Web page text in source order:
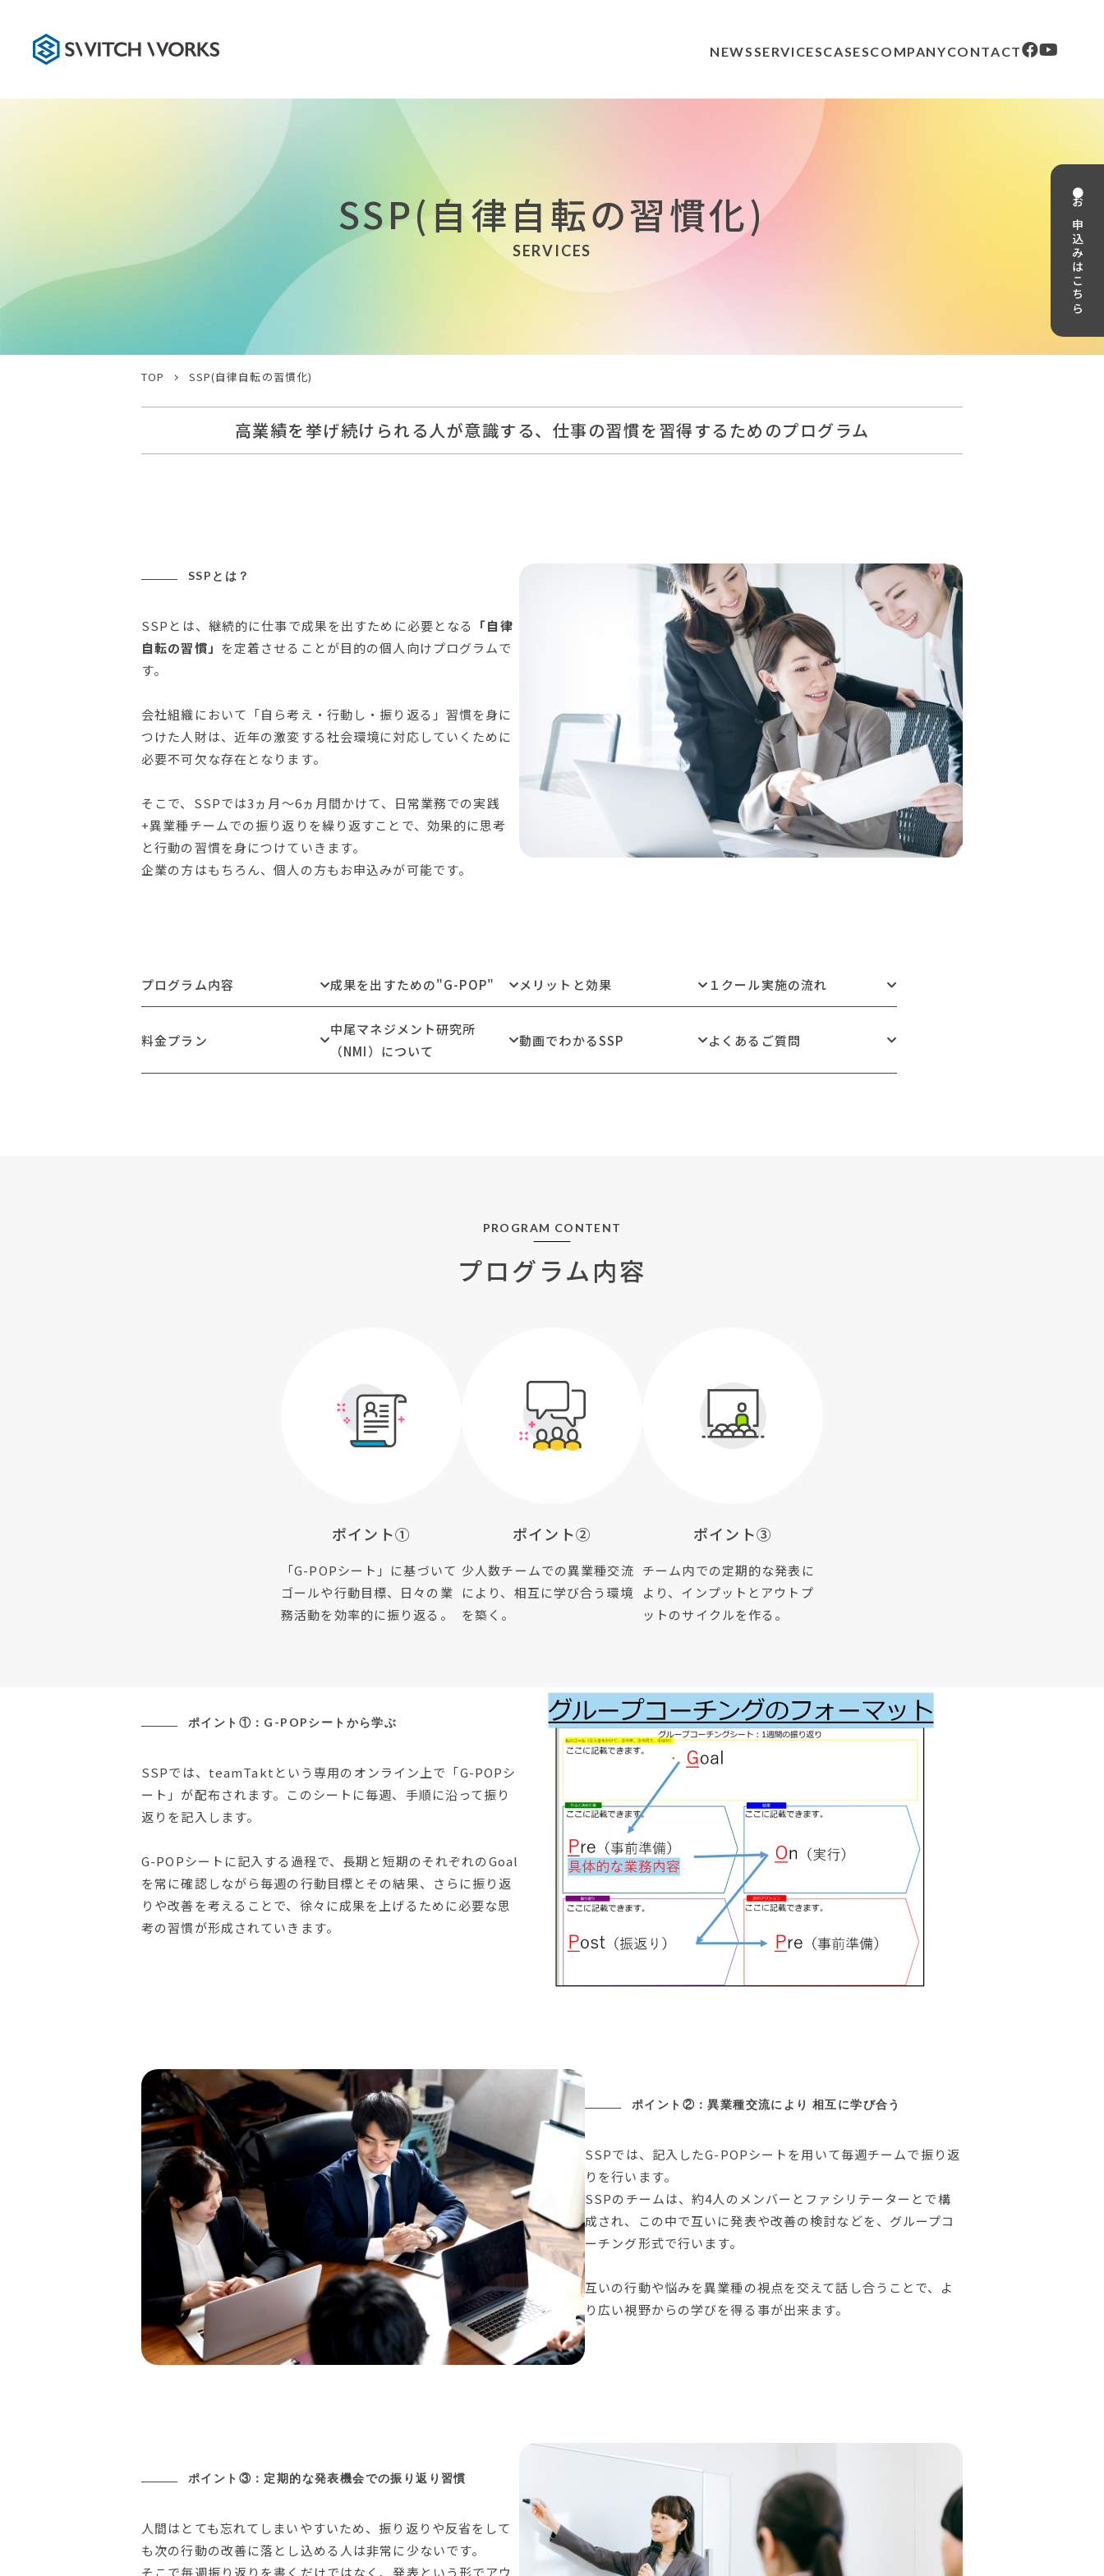
NEWS SERVICESCASESCOMPANYCONTACT
SSP(自律自転の習慣化)
SERVICES
TOP SSP(自律自転の習慣化)
⾼業績を挙げ続けられる人が意識する、仕事の習慣を習得するためのプログラム
SSPとは？
SSPとは、継続的に仕事で成果を出すために必要となる
「自律
自転の習慣」 を定着させることが目的の個人向けプログラムで
す。
会社組織において「自ら考え・行動し・振り返る」習慣を身に
つけた人財は、近年の激変する社会環境に対応していくために
必要不可欠な存在となります。
そこで、SSPでは3ヵ月～6ヵ月間かけて、日常業務での実践
+異業種チームでの振り返りを繰り返すことで、効果的に思考
と行動の習慣を身につけていきます。
企業の方はもちろん、個人の方もお申込みが可能です。
プログラム内容 成果を出すための"G-POP" メリットと効果 １クール実施の流れ
料金プラン
中尾マネジメント研究所
（NMI）について
動画でわかるSSP よくあるご質問
PROGRAM CONTENT
プログラム内容
ポイント①
「G-POPシート」に基づいて
ゴールや行動目標、日々の業
務活動を効率的に振り返る。
ポイント②
少人数チームでの異業種交流
により、相互に学び合う環境
を築く。
ポイント③
チーム内での定期的な発表に
より、インプットとアウトプ
ットのサイクルを作る。
ポイント①：G-POPシートから学ぶ
SSPでは、teamTaktという専用のオンライン上で「G-POPシ
ート」が配布されます。このシートに毎週、手順に沿って振り
返りを記入します。
G-POPシートに記入する過程で、長期と短期のそれぞれのGoal
を常に確認しながら毎週の行動目標とその結果、さらに振り返
りや改善を考えることで、徐々に成果を上げるために必要な思
考の習慣が形成されていきます。
ポイント②：異業種交流により 相互に学び合う
SSPでは、記入したG-POPシートを用いて毎週チームで振り返
りを行います。
SSPのチームは、約4人のメンバーとファシリテーターとで構
成され、この中で互いに発表や改善の検討などを、グループコ
ーチング形式で行います。
互いの行動や悩みを異業種の視点を交えて話し合うことで、よ
り広い視野からの学びを得る事が出来ます。
ポイント③：定期的な発表機会での振り返り習慣
人間はとても忘れてしまいやすいため、振り返りや反省をして
も次の行動の改善に落とし込める人は非常に少ないです。
そこで毎週振り返りを書くだけではなく、発表という形でアウ
● お申込みはこちら